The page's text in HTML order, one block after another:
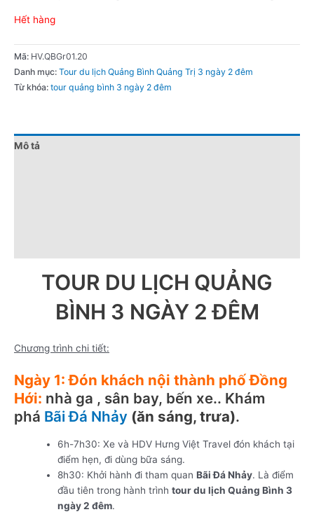
Hết hàng
Mã: HV.QBGr01.20
Danh mục: Tour du lịch Quảng Bình Quảng Trị 3 ngày 2 đêm
Từ khóa: tour quảng bình 3 ngày 2 đêm
Mô tả
TOUR DU LỊCH QUẢNG
BÌNH 3 NGÀY 2 ĐÊM
Chương trình chi tiết:
Ngày 1: Đón khách nội thành phố Đồng
Hới: nhà ga , sân bay, bến xe.. Khám
phá Bãi Đá Nhảy (ăn sáng, trưa).
6h-7h30: Xe và HDV Hưng Việt Travel đón khách tại
điểm hẹn, đi dùng bữa sáng.
8h30: Khởi hành đi tham quan Bãi Đá Nhảy. Là điểm
đầu tiên trong hành trình tour du lịch Quảng Bình 3
ngày 2 đêm.